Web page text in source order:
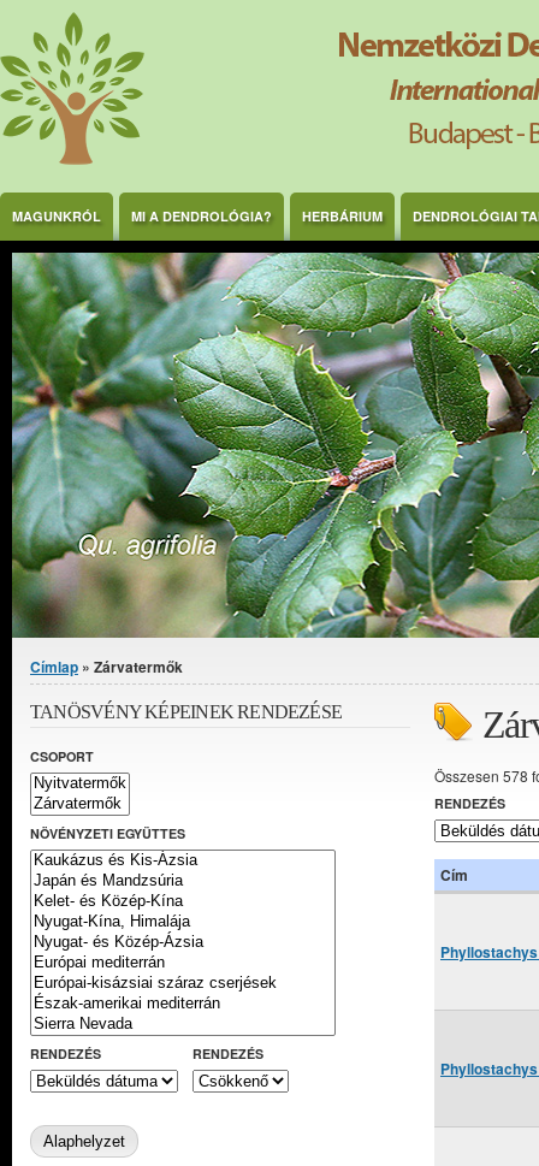
Ugrás a tartalomra
MAGUNKRÓL MI A DENDROLÓGIA? HERBÁRIUM DENDROLÓGIAI
Jelenlegi hely
Címlap » Zárvatermők
Összesen 578
RENDEZÉS
Cím
TANÖSVÉNY KÉPEINEK RENDEZÉSE
CSOPORT
NÖVÉNYZETI EGYÜTTES
RENDEZÉS RENDEZÉS